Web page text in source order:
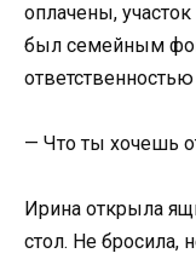
оплачены,
был семейным
— Что ты хочешь
Ирина открыла
стол. Не